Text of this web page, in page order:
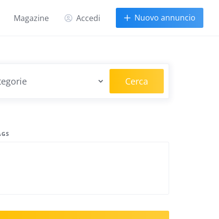
Magazine Accedi Nuovo annuncio
Cerca